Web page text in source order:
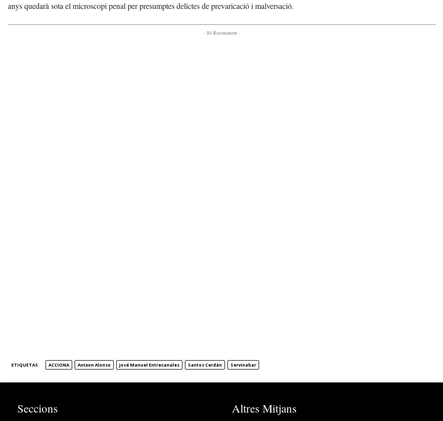
anys quedarà sota el microscopi penal per presumptes delictes de prevaricació i malversació.
- Et Recomanem -
ETIQUETAS ACCIONA Antxon Alonso José Manuel Entrecanales Santos Cerdán Servinabar
Seccions Altres Mitjans